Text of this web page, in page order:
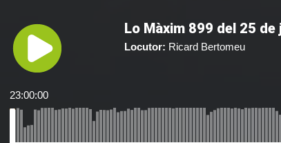
Lo Màxim 899 del 25
Locutor: Ricard Bertomeu
23:00:00